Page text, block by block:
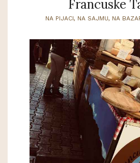
Francuske
NA PIJACI, NA SAJMU, NA